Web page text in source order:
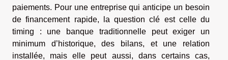
paiements. Pour une entreprise qui anticipe un besoin
de financement rapide, la question clé est celle du
timing : une banque traditionnelle peut exiger un
minimum d’historique, des bilans, et une relation
installée, mais elle peut aussi, dans certains cas,